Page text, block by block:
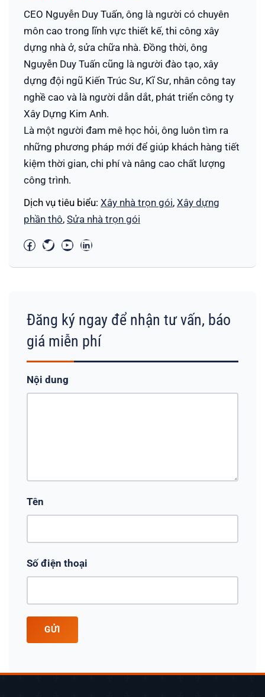
CEO Nguyễn Duy Tuấn, ông là người có chuyên
môn cao trong lĩnh vực thiết kế, thi công xây
dựng nhà ở, sửa chữa nhà. Đồng thời, ông
Nguyễn Duy Tuấn cũng là người đào tạo, xây
dựng đội ngũ Kiến Trúc Sư, Kĩ Sư, nhân công tay
nghề cao và là người dẫn dắt, phát triển công ty
Xây Dựng Kim Anh.
Là một người đam mê học hỏi, ông luôn tìm ra
những phương pháp mới để giúp khách hàng tiết
kiệm thời gian, chi phí và nâng cao chất lượng
công trình.
Dịch vụ tiêu biểu: Xây nhà trọn gói, Xây dựng
phần thô, Sửa nhà trọn gói
Đăng ký ngay để nhận tư vấn, báo
giá miễn phí
Nội dung
Tên
Số điện thoại
GỬI